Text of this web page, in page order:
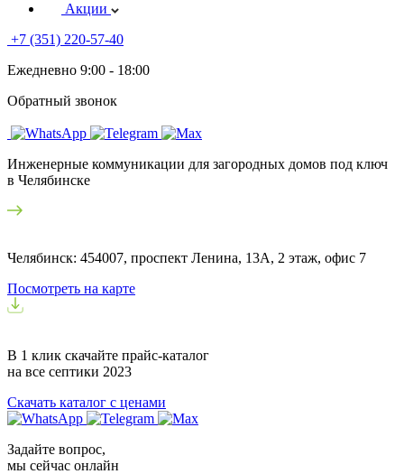
Акции
+7 (351) 220-57-40
Ежедневно 9:00 - 18:00
Обратный звонок
Инженерные коммуникации для загородных домов под ключ
в Челябинске
Челябинск: 454007, проспект Ленина, 13А, 2 этаж, офис 7
Посмотреть на карте
В 1 клик скачайте прайс-каталог
на все септики 2023
Скачать каталог с ценами
Задайте вопрос,
мы сейчас онлайн